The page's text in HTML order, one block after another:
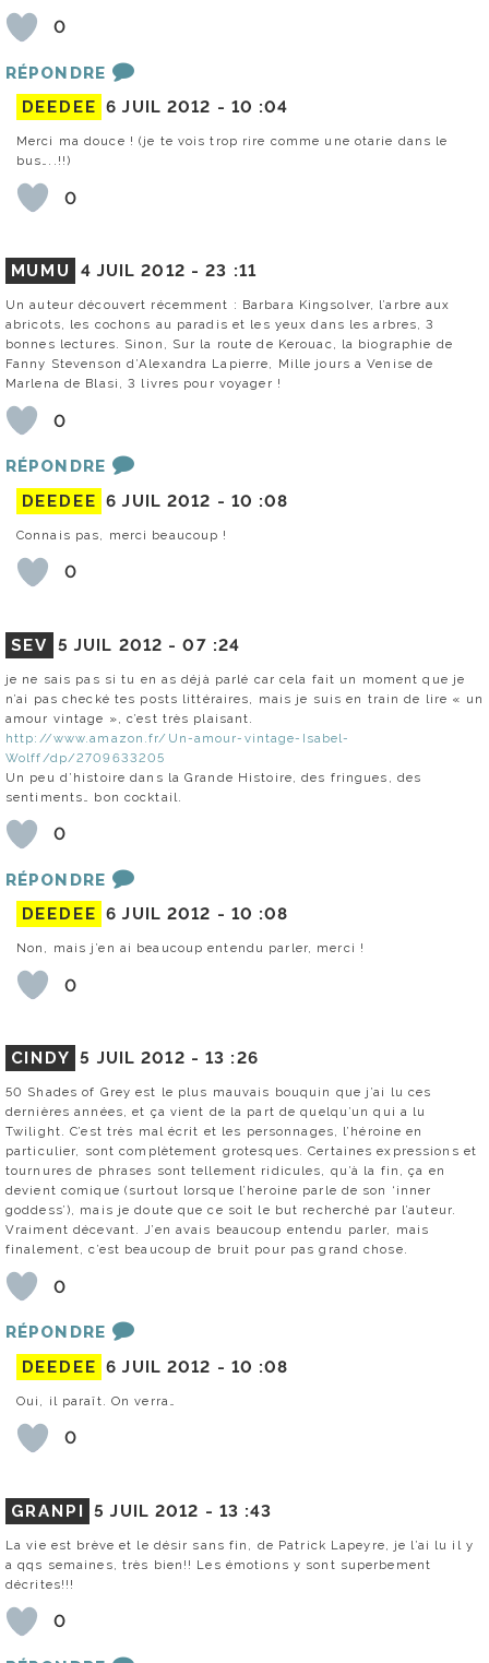
0
RÉPONDRE
DEEDEE 6 JUIL 2012 - 10 :04
Merci ma douce ! (je te vois trop rire comme une otarie dans le
bus…..!!)
0
MUMU 4 JUIL 2012 -23 :11
Un auteur découvert récemment : Barbara Kingsolver, l’arbre aux
abricots, les cochons au paradis et les yeux dans les arbres, 3
bonnes lectures. Sinon, Sur la route de Kerouac, la biographie de
Fanny Stevenson d’Alexandra Lapierre, Mille jours a Venise de
Marlena de Blasi, 3 livres pour voyager !
0
RÉPONDRE
DEEDEE 6 JUIL 2012 - 10 :08
Connais pas, merci beaucoup !
0
SEV 5 JUIL 2012 -07 :24
je ne sais pas si tu en as déjà parlé car cela fait un moment que je
n’ai pas checké tes posts littéraires, mais je suis en train de lire « un
amour vintage », c’est très plaisant.
http://www.amazon.fr/Un-amour-vintage-Isabel-
Wolff/dp/2709633205
Un peu d’histoire dans la Grande Histoire, des fringues, des
sentiments… bon cocktail.
0
RÉPONDRE
DEEDEE 6 JUIL 2012 - 10 :08
Non, mais j’en ai beaucoup entendu parler, merci !
0
CINDY 5 JUIL 2012 -13 :26
50 Shades of Grey est le plus mauvais bouquin que j’ai lu ces
dernières années, et ça vient de la part de quelqu’un qui a lu
Twilight. C’est très mal écrit et les personnages, l’héroine en
particulier, sont complètement grotesques. Certaines expressions et
tournures de phrases sont tellement ridicules, qu’à la fin, ça en
devient comique (surtout lorsque l’heroine parle de son ‘inner
goddess’), mais je doute que ce soit le but recherché par l’auteur.
Vraiment décevant. J’en avais beaucoup entendu parler, mais
finalement, c’est beaucoup de bruit pour pas grand chose.
0
RÉPONDRE
DEEDEE 6 JUIL 2012 - 10 :08
Oui, il paraît. On verra…
0
GRANPI 5 JUIL 2012 - 13 :43
La vie est brève et le désir sans fin, de Patrick Lapeyre, je l’ai lu il y
a qqs semaines, très bien!! Les émotions y sont superbement
décrites!!!
0